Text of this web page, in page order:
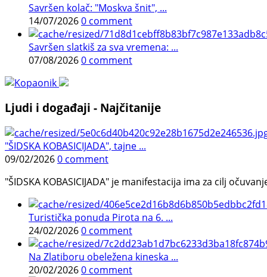
Savršen kolač: "Moskva šnit", ...
14/07/20260 comment
Savršen slatkiš za sva vremena: ...
07/08/20260 comment
Ljudi i događaji - Najčitanije
"ŠIDSKA KOBASICIJADA", tajne ...
09/02/20260 comment
"ŠIDSKA KOBASICIJADA" je manifestacija ima za cilj
Turistička ponuda Pirota na 6. ...
24/02/20260 comment
Na Zlatiboru obeležena kineska ...
20/02/20260 comment